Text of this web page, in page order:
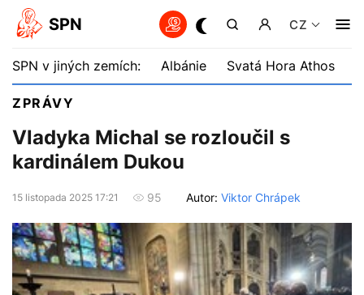
SPN CZ
SPN v jiných zemích: Albánie Svatá Hora Athos
ZPRÁVY
Vladyka Michal se rozloučil s
kardinálem Dukou
15 listopada 2025 17:21 95 Autor: Viktor Chrápek